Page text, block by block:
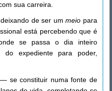
sua carreira.
de ser ummeio para
está percebendo que é
se passa o dia inteiro
expediente para poder,
se constituir numa fonte de